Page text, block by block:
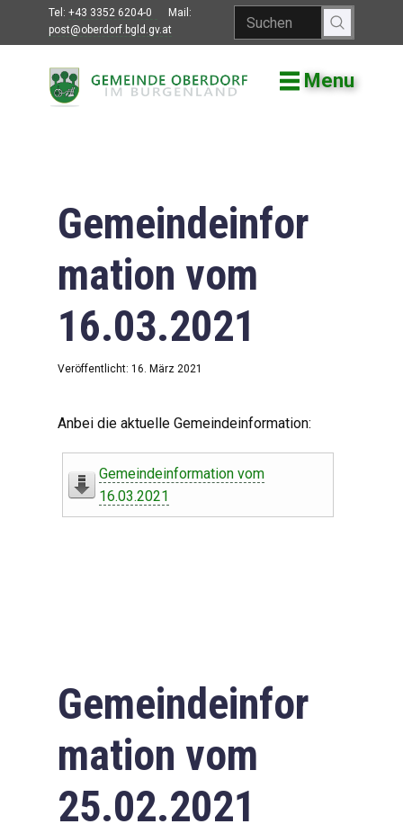
Tel: +43 3352 6204-0
Mail:
post@oberdorf.bgld.gv.at
Menu
Willkommen
Gemeindeamt
Gemeinderat
Bildung
Vereine
Leben in Oberdorf
Downloads
Impressum
Datenschutzerklärung
Gemeindeinfor
mation vom
16.03.2021
Veröffentlicht: 16. März 2021
Anbei die aktuelle Gemeindeinformation:
Gemeindeinformation vom
16.03.2021
Gemeindeinfor
mation vom
25.02.2021